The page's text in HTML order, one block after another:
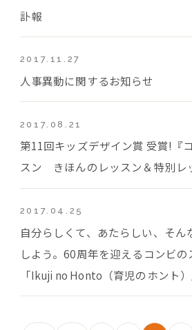
訃報
2017.11.27
人事異動に関するお知らせ
2017.08.21
第11回キッズデザイン賞 受賞!『
スン きほんのレッスン＆特別レ
2017.04.25
自分らしくて、あたらしい、そん
しよう。60周年を迎えるコンビの
「Ikuji no Honto（育児のホント